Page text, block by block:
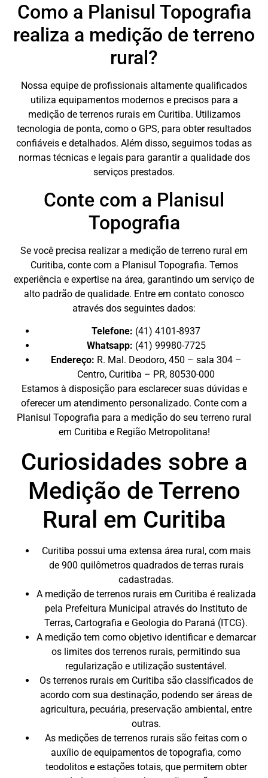
Como a Planisul Topografia
realiza a medição de terreno
rural?
Nossa equipe de profissionais altamente qualificados
utiliza equipamentos modernos e precisos para a
medição de terrenos rurais em Curitiba. Utilizamos
tecnologia de ponta, como o GPS, para obter resultados
confiáveis e detalhados. Além disso, seguimos todas as
normas técnicas e legais para garantir a qualidade dos
serviços prestados.
Conte com a Planisul
Topografia
Se você precisa realizar a medição de terreno rural em
Curitiba, conte com a Planisul Topografia. Temos
experiência e expertise na área, garantindo um serviço de
alto padrão de qualidade. Entre em contato conosco
através dos seguintes dados:
Telefone: (41) 4101-8937
Whatsapp: (41) 99980-7725
Endereço: R. Mal. Deodoro, 450 – sala 304 –
Centro, Curitiba – PR, 80530-000
Estamos à disposição para esclarecer suas dúvidas e
oferecer um atendimento personalizado. Conte com a
Planisul Topografia para a medição do seu terreno rural
em Curitiba e Região Metropolitana!
Curiosidades sobre a
Medição de Terreno
Rural em Curitiba
Curitiba possui uma extensa área rural, com mais
de 900 quilômetros quadrados de terras rurais
cadastradas.
A medição de terrenos rurais em Curitiba é realizada
pela Prefeitura Municipal através do Instituto de
Terras, Cartografia e Geologia do Paraná (ITCG).
A medição tem como objetivo identificar e demarcar
os limites dos terrenos rurais, permitindo sua
regularização e utilização sustentável.
Os terrenos rurais em Curitiba são classificados de
acordo com sua destinação, podendo ser áreas de
agricultura, pecuária, preservação ambiental, entre
outras.
As medições de terrenos rurais são feitas com o
auxílio de equipamentos de topografia, como
teodolitos e estações totais, que permitem obter